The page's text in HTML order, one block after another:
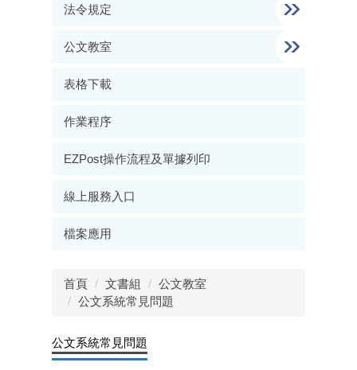
法令規定
公文教室
表格下載
作業程序
EZPost操作流程及單據列印
線上服務入口
檔案應用
首頁 文書組
公文教室
公文系統常見問題
公文系統常見問題